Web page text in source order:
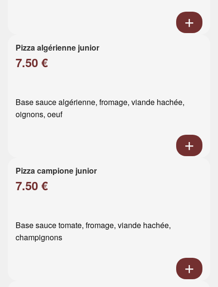
Pizza algérienne junior
7.50 €
Base sauce algérienne, fromage, viande hachée,
oignons, oeuf
Pizza campione junior
7.50 €
Base sauce tomate, fromage, viande hachée,
champignons